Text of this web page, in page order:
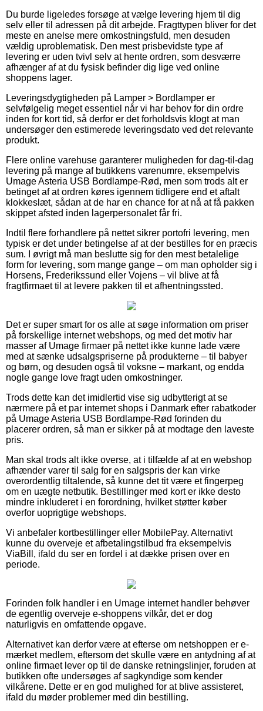
Du burde ligeledes forsøge at vælge levering hjem til dig
selv eller til adressen på dit arbejde. Fragttypen bliver for det
meste en anelse mere omkostningsfuld, men desuden
vældig uproblematisk. Den mest prisbevidste type af
levering er uden tvivl selv at hente ordren, som desværre
afhænger af at du fysisk befinder dig lige ved online
shoppens lager.
Leveringsdygtigheden på Lamper > Bordlamper er
selvfølgelig meget essentiel når vi har behov for din ordre
inden for kort tid, så derfor er det forholdsvis klogt at man
undersøger den estimerede leveringsdato ved det relevante
produkt.
Flere online varehuse garanterer muligheden for dag-til-dag
levering på mange af butikkens varenumre, eksempelvis
Umage Asteria USB Bordlampe-Rød, men som trods alt er
betinget af at ordren køres igennem tidligere end et aftalt
klokkeslæt, sådan at de har en chance for at nå at få pakken
skippet afsted inden lagerpersonalet får fri.
Indtil flere forhandlere på nettet sikrer portofri levering, men
typisk er det under betingelse af at der bestilles for en præcis
sum. I øvrigt må man beslutte sig for den mest betalelige
form for levering, som mange gange – om man opholder sig i
Horsens, Frederikssund eller Vojens – vil blive at få
fragtfirmaet til at levere pakken til et afhentningssted.
Det er super smart for os alle at søge information om priser
på forskellige internet webshops, og med det motiv har
masser af Umage firmaer på nettet ikke kunne lade være
med at sænke udsalgspriserne på produkterne – til babyer
og børn, og desuden også til voksne – markant, og endda
nogle gange love fragt uden omkostninger.
Trods dette kan det imidlertid vise sig udbytterigt at se
nærmere på et par internet shops i Danmark efter rabatkoder
på Umage Asteria USB Bordlampe-Rød forinden du
placerer ordren, så man er sikker på at modtage den laveste
pris.
Man skal trods alt ikke overse, at i tilfælde af at en webshop
afhænder varer til salg for en salgspris der kan virke
overordentlig tiltalende, så kunne det tit være et fingerpeg
om en uægte netbutik. Bestillinger med kort er ikke desto
mindre inkluderet i en forordning, hvilket støtter køber
overfor uoprigtige webshops.
Vi anbefaler kortbestillinger eller MobilePay. Alternativt
kunne du overveje et afbetalingstilbud fra eksempelvis
ViaBill, ifald du ser en fordel i at dække prisen over en
periode.
Forinden folk handler i en Umage internet handler behøver
de egentlig overveje e-shoppens vilkår, det er dog
naturligvis en omfattende opgave.
Alternativet kan derfor være at efterse om netshoppen er e-
mærket medlem, eftersom det skulle være en antydning af at
online firmaet lever op til de danske retningslinjer, foruden at
butikken ofte undersøges af sagkyndige som kender
vilkårene. Dette er en god mulighed for at blive assisteret,
ifald du møder problemer med din bestilling.